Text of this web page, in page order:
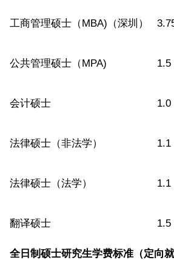
工商管理硕士（MBA)（深圳）
公共管理硕士（MPA) 1.5
会计硕士 1.0
法律硕士（非法学） 1.1
法律硕士（法学） 1.1
翻译硕士 1.5
全日制硕士研究生学费标准（定向就